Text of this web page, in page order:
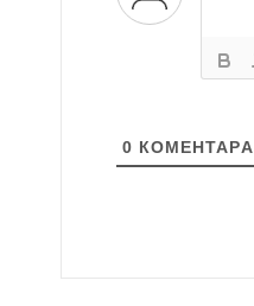
0 КОМЕНТАРA